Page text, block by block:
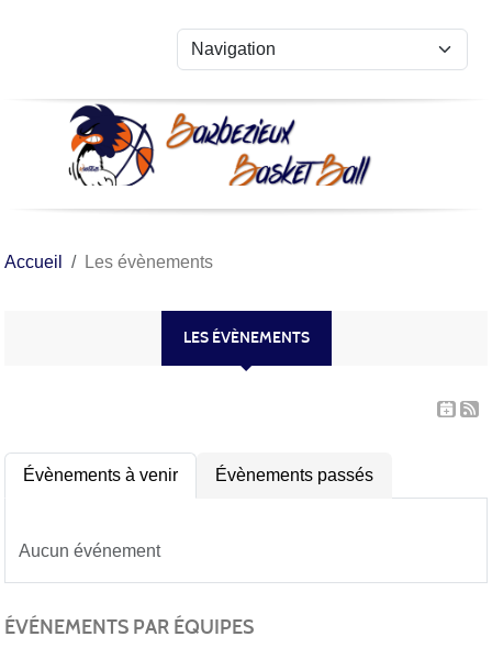
Accueil Les évènements
LES ÉVÈNEMENTS
Évènements à venir Évènements passés
Aucun événement
ÉVÉNEMENTS PAR ÉQUIPES